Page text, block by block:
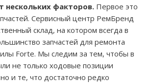
нескольких факторов. Первое это
Сервисный центр РемБренд
склад, на котором всегда в
запчастей для ремонта
Forte. Мы следим за тем, чтобы в
не только ходовые позиции
и те, что достаточно редко